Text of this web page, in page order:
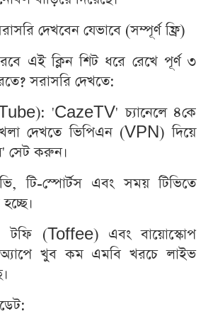
দেখবেন যেভাবে (সম্পূর্ণ ফ্রি)
এই ক্লিন শিট ধরে রেখে পূর্ণ ৩
সরাসরি দেখতে:
'CazeTV' চ্যানেলে ৪কে
দেখতে ভিপিএন (VPN) দিয়ে
সেট করুন।
টি-স্পোর্টস এবং সময় টিভিতে
টফি (Toffee) এবং বায়োস্কোপ
খুব কম এমবি খরচে লাইভ